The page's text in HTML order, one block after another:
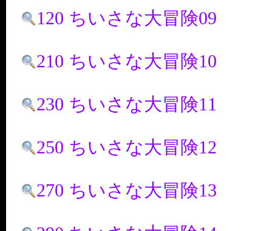
120 ちいさな大冒険09
210 ちいさな大冒険10
230 ちいさな大冒険11
250 ちいさな大冒険12
270 ちいさな大冒険13